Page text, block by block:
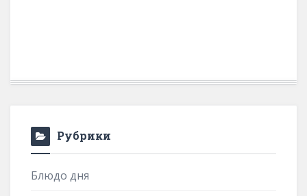
Рубрики
Блюдо дня